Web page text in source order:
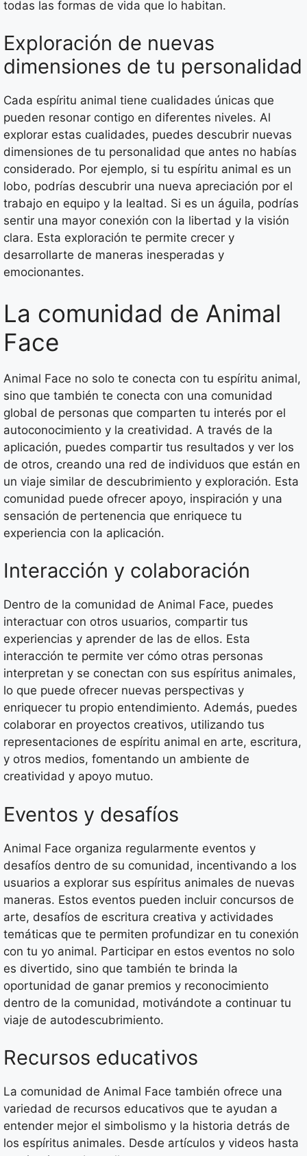
todas las formas de vida que lo habitan.
Exploración de nuevas
dimensiones de tu personalidad
Cada espíritu animal tiene cualidades únicas que
pueden resonar contigo en diferentes niveles. Al
explorar estas cualidades, puedes descubrir nuevas
dimensiones de tu personalidad que antes no habías
considerado. Por ejemplo, si tu espíritu animal es un
lobo, podrías descubrir una nueva apreciación por el
trabajo en equipo y la lealtad. Si es un águila, podrías
sentir una mayor conexión con la libertad y la visión
clara. Esta exploración te permite crecer y
desarrollarte de maneras inesperadas y
emocionantes.
La comunidad de Animal
Face
Animal Face no solo te conecta con tu espíritu animal,
sino que también te conecta con una comunidad
global de personas que comparten tu interés por el
autoconocimiento y la creatividad. A través de la
aplicación, puedes compartir tus resultados y ver los
de otros, creando una red de individuos que están en
un viaje similar de descubrimiento y exploración. Esta
comunidad puede ofrecer apoyo, inspiración y una
sensación de pertenencia que enriquece tu
experiencia con la aplicación.
Interacción y colaboración
Dentro de la comunidad de Animal Face, puedes
interactuar con otros usuarios, compartir tus
experiencias y aprender de las de ellos. Esta
interacción te permite ver cómo otras personas
interpretan y se conectan con sus espíritus animales,
lo que puede ofrecer nuevas perspectivas y
enriquecer tu propio entendimiento. Además, puedes
colaborar en proyectos creativos, utilizando tus
representaciones de espíritu animal en arte, escritura,
y otros medios, fomentando un ambiente de
creatividad y apoyo mutuo.
Eventos y desafíos
Animal Face organiza regularmente eventos y
desafíos dentro de su comunidad, incentivando a los
usuarios a explorar sus espíritus animales de nuevas
maneras. Estos eventos pueden incluir concursos de
arte, desafíos de escritura creativa y actividades
temáticas que te permiten profundizar en tu conexión
con tu yo animal. Participar en estos eventos no solo
es divertido, sino que también te brinda la
oportunidad de ganar premios y reconocimiento
dentro de la comunidad, motivándote a continuar tu
viaje de autodescubrimiento.
Recursos educativos
La comunidad de Animal Face también ofrece una
variedad de recursos educativos que te ayudan a
entender mejor el simbolismo y la historia detrás de
los espíritus animales. Desde artículos y videos hasta